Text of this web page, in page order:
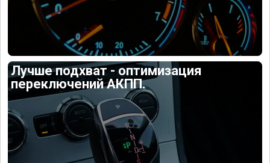
Лучше подхват - оптимизация
переключений АКПП.